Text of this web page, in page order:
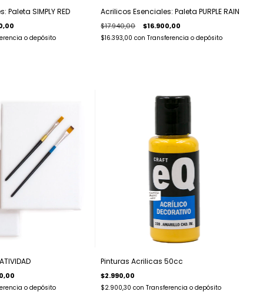
SIMPLY RED
o depósito
Acrilicos Esenciales: Paleta PURPLE RAIN
$17.940,00 $16.900,00
$16.393,00con Transferencia o depósito
o depósito
Pinturas Acrilicas 50cc
$2.990,00
$2.900,30con Transferencia o depósito